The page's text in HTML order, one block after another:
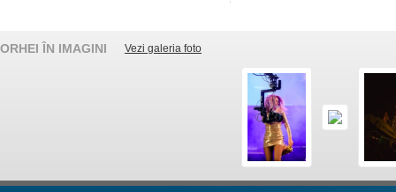
ORHEI ÎN IMAGINI Vezi galeria foto